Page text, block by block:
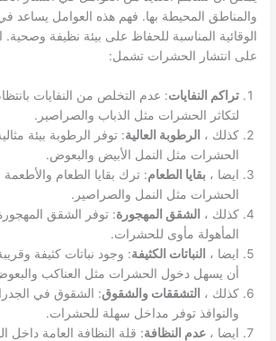
والمناطق المحيطة بها. فهم هذه العوامل يساعد في
الوقائية المناسبة للحفاظ على بيئة نظيفة وصحية.
على انتشار الحشرات تشمل:
تراكم النفايات: عدم التخلص من النفايات
لتكاثر الحشرات مثل الذباب والصراصير.
كذلك ، الرطوبة العالية: توفر الرطوبة بيئة
الحشرات مثل النمل الأبيض والبعوض.
ايضا ،بقايا الطعام: ترك بقايا الطعام
الحشرات مثل النمل والصراصير.
كذلك ، الشقق المهجورة: توفر الشقق
المأهولة مأوى للحشرات.
ايضا ، النباتات الكثيفة: وجود نباتات كثيفة
أن يسهل دخول الحشرات مثل العناكب
كذلك ، التشققات والشقوق: الشقوق في
والنوافذ توفر مداخل سهلة للحشرات.
ايضا ،عدم النظافة: قلة النظافة العامة داخل